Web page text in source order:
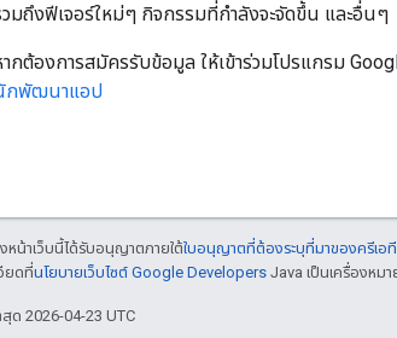
มถึงฟีเจอร์ใหม่ๆ กิจกรรมที่กำลังจะจัดขึ้น และอื่นๆ
ากต้องการสมัครรับข้อมูล ให้เข้าร่วมโปรแกรม
กพัฒนาแอป
หน้าเว็บนี้ได้รับอนุญาตภายใต้ใบอนุญาตที่ต้องระบุที่มาของครีเ
ยดที่นโยบายเว็บไซต์ Google Developers Java เป็นเครื่องหม
ด 2026-04-23 UTC